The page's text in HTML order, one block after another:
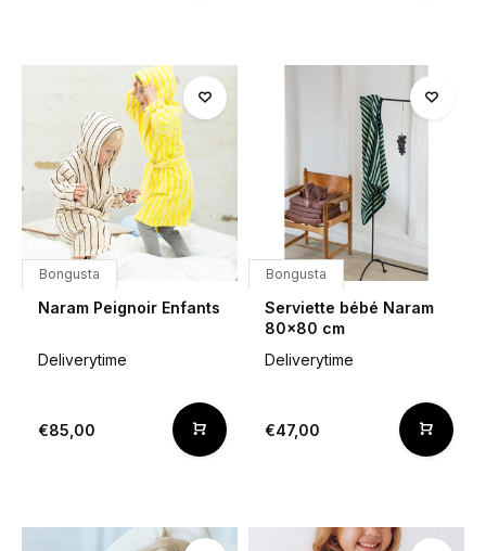
Bongusta
Naram Peignoir Enfants
Deliverytime
€85,00
Bongusta
Serviette bébé Naram
80x80 cm
Deliverytime
€47,00